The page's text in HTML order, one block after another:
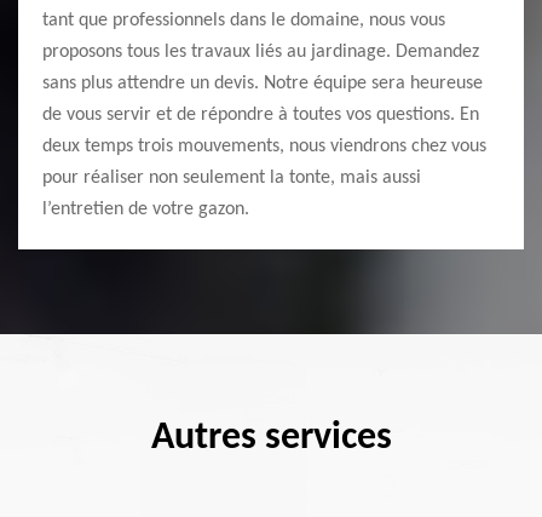
tant que professionnels dans le domaine, nous vous
proposons tous les travaux liés au jardinage. Demandez
sans plus attendre un devis. Notre équipe sera heureuse
de vous servir et de répondre à toutes vos questions. En
deux temps trois mouvements, nous viendrons chez vous
pour réaliser non seulement la tonte, mais aussi
l’entretien de votre gazon.
Autres services